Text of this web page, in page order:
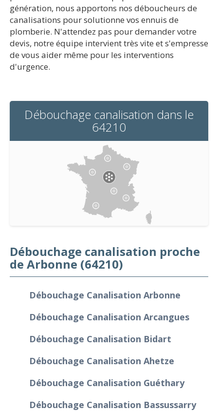
génération, nous apportons nos déboucheurs de
canalisations pour solutionne vos ennuis de
plomberie. N'attendez pas pour demander votre
devis, notre équipe intervient très vite et s'empresse
de vous aider même pour les interventions
d'urgence.
Débouchage canalisation dans le
64210
Débouchage canalisation proche
de Arbonne (64210)
Débouchage Canalisation Arbonne
Débouchage Canalisation Arcangues
Débouchage Canalisation Bidart
Débouchage Canalisation Ahetze
Débouchage Canalisation Guéthary
Débouchage Canalisation Bassussarry